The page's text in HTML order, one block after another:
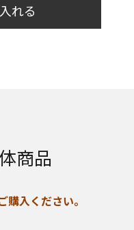
れる
商品
入ください。